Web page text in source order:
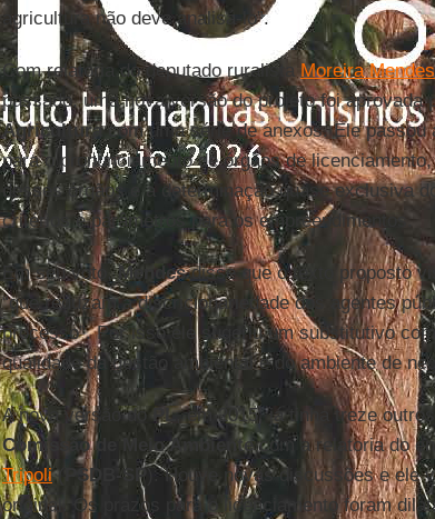
agricultura não deve analisá-lo”.
Com relatoria do deputado ruralistaMoreira Mendes
passado, uma nova versão do projeto foi aprovada
Agriculturacom uma série de anexos. Ele
para o pronunciamento de órgãos de
desses órgãos e a determinação quase exclusiva
critérios e parâmetros para os empreendimentos.
Em seu voto,Mendesdisse que o texto proposto
“que reduzam a discricionariedade dos agentes
processo”. Por isso ele sugeriu um substitutivo
qualidade da gestão ambiental e do ambiente de
A nova versão do PL, em 2015, já tinha treze
Comissão de Meio Ambientecom a relatoria do
Tripoli ( PSDB-SP ). Houve novas discussões e ele
original. Os prazos para o licenciamento foram